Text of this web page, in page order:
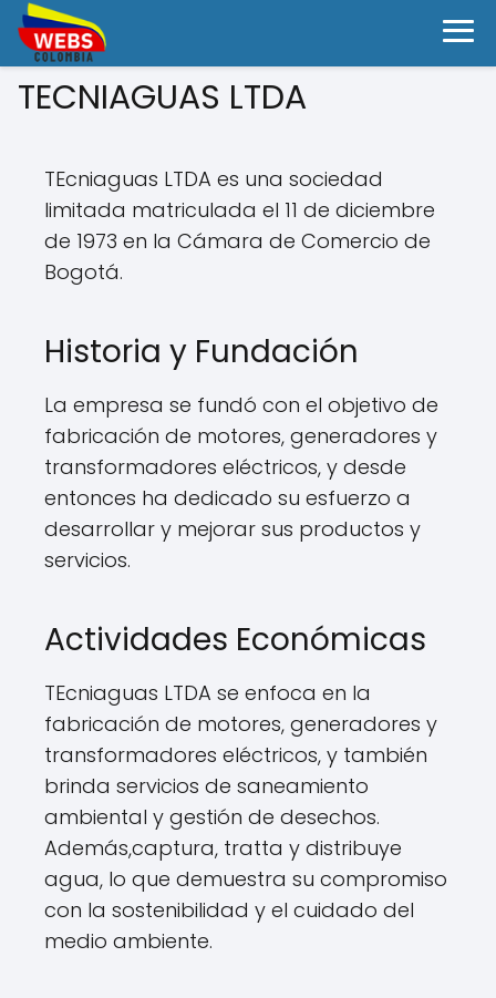
TECNIAGUAS LTDA
TEcniaguas LTDA es una sociedad
limitada matriculada el 11 de diciembre
de 1973 en la Cámara de Comercio de
Bogotá.
Historia y Fundación
La empresa se fundó con el objetivo de
fabricación de motores, generadores y
transformadores eléctricos, y desde
entonces ha dedicado su esfuerzo a
desarrollar y mejorar sus productos y
servicios.
Actividades Económicas
TEcniaguas LTDA se enfoca en la
fabricación de motores, generadores y
transformadores eléctricos, y también
brinda servicios de saneamiento
ambiental y gestión de desechos.
Además,captura, tratta y distribuye
agua, lo que demuestra su compromiso
con la sostenibilidad y el cuidado del
medio ambiente.